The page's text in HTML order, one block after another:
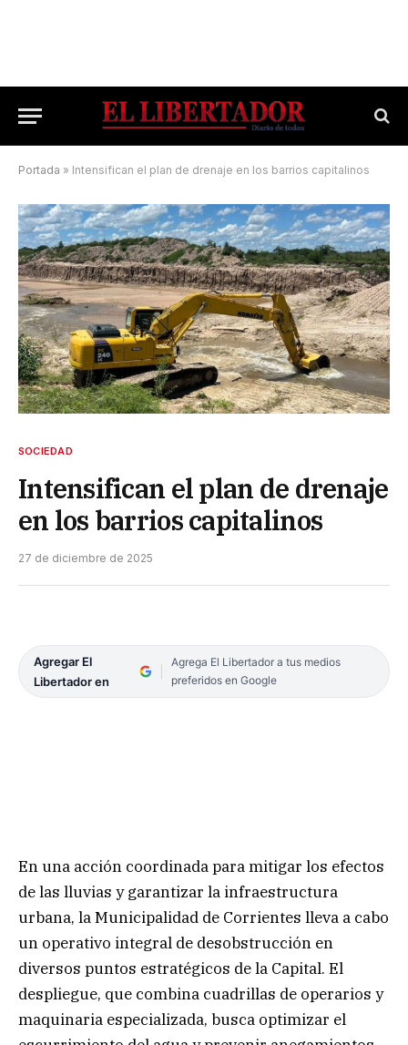
Portada » Intensifican el plan de drenaje en los barrios capitalinos
SOCIEDAD
Intensifican el plan de drenaje
en los barrios capitalinos
27 de diciembre de 2025
Agregar El
Libertador en
Agrega El Libertador a tus medios
preferidos en Google
En una acción coordinada para mitigar los efectos
de las lluvias y garantizar la infraestructura
urbana, la Municipalidad de Corrientes lleva a cabo
un operativo integral de desobstrucción en
diversos puntos estratégicos de la Capital. El
despliegue, que combina cuadrillas de operarios y
maquinaria especializada, busca optimizar el